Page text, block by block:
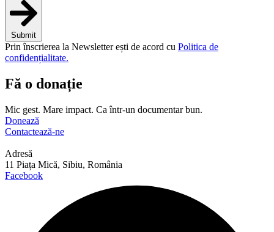
Submit
Prin înscrierea la Newsletter ești de acord cu Politica de
confidențialitate.
Fă o donație
Mic gest. Mare impact. Ca într-un documentar bun.
Donează
Contactează-ne
Adresă
11 Piața Mică, Sibiu, România
Facebook